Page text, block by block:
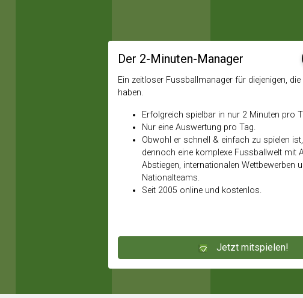
Der 2-Minuten-Manager
Ein zeitloser Fussballmanager für diejenigen, die
haben.
Erfolgreich spielbar in nur 2 Minuten pro
Nur eine Auswertung pro Tag.
Obwohl er schnell & einfach zu spielen
dennoch eine komplexe Fussballwelt mit
Abstiegen, internationalen Wettbewerben
Nationalteams.
Seit 2005 online und kostenlos.
Jetzt mitspielen!